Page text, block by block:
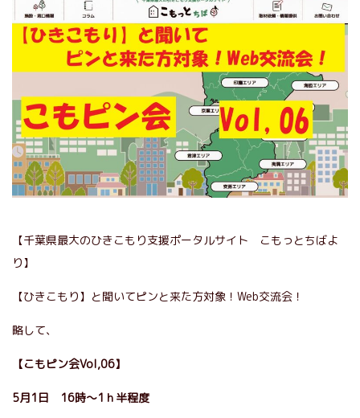
【千葉県最大のひきこもり支援ポータルサイト こもっとちばよ
り】
【ひきこもり】と聞いてピンと来た方対象！Web交流会！
略して、
【こもピン会Vol,06】
5月1日 16時～1ｈ半程度